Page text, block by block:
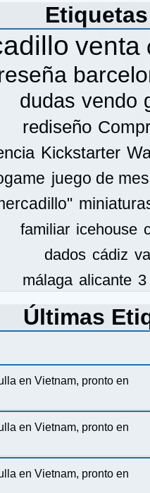
venta
dudas vendo
rediseño
Kickstarter
juego de
familiar icehouse
dados cádiz
málaga alicante
Últimas
en Vietnam, pronto en
en Vietnam, pronto en
en Vietnam, pronto en